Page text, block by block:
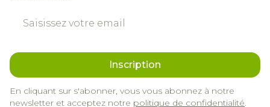
Inscription
En cliquant sur s'abonner, vous vous abonnez à notre
newsletter et acceptez notre politique de confidentialité.